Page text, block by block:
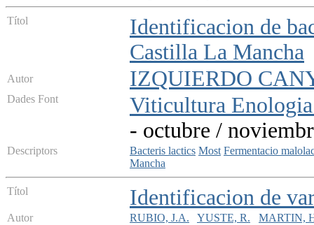
Títol
Identificacion de
Castilla La Mancha
Autor IZQUIERDO
Dades Font
Viticultura
- octubre /
Descriptors Bacteris lactics Most Fermentacio
Mancha
Títol Identificacion de
Autor RUBIO, J.A. YUSTE, R.
MARTIN,